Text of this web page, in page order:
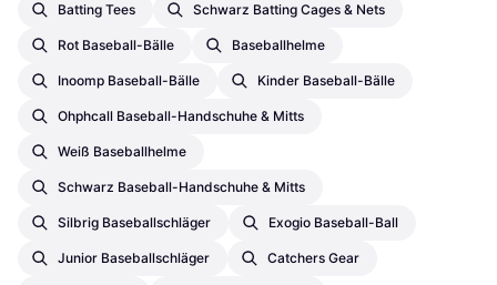
Batting Tees Schwarz Batting Cages & Nets
Rot Baseball-Bälle Baseballhelme
Inoomp Baseball-Bälle Kinder Baseball-Bälle
Ohphcall Baseball-Handschuhe & Mitts
Weiß Baseballhelme
Schwarz Baseball-Handschuhe & Mitts
Silbrig Baseballschläger Exogio Baseball-Ball
Junior Baseballschläger Catchers Gear